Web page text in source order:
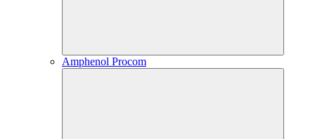
Amphenol Procom